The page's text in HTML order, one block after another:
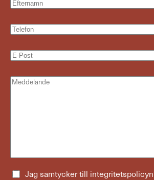
Jag samtycker till integritetspolicyn